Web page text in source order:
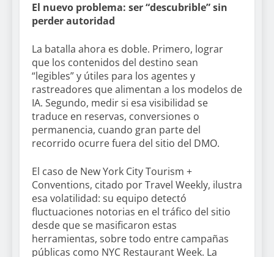
El nuevo problema: ser “descubrible” sin
perder autoridad
La batalla ahora es doble. Primero, lograr
que los contenidos del destino sean
“legibles” y útiles para los agentes y
rastreadores que alimentan a los modelos de
IA. Segundo, medir si esa visibilidad se
traduce en reservas, conversiones o
permanencia, cuando gran parte del
recorrido ocurre fuera del sitio del DMO.
El caso de New York City Tourism +
Conventions, citado por Travel Weekly, ilustra
esa volatilidad: su equipo detectó
fluctuaciones notorias en el tráfico del sitio
desde que se masificaron estas
herramientas, sobre todo entre campañas
públicas como NYC Restaurant Week. La